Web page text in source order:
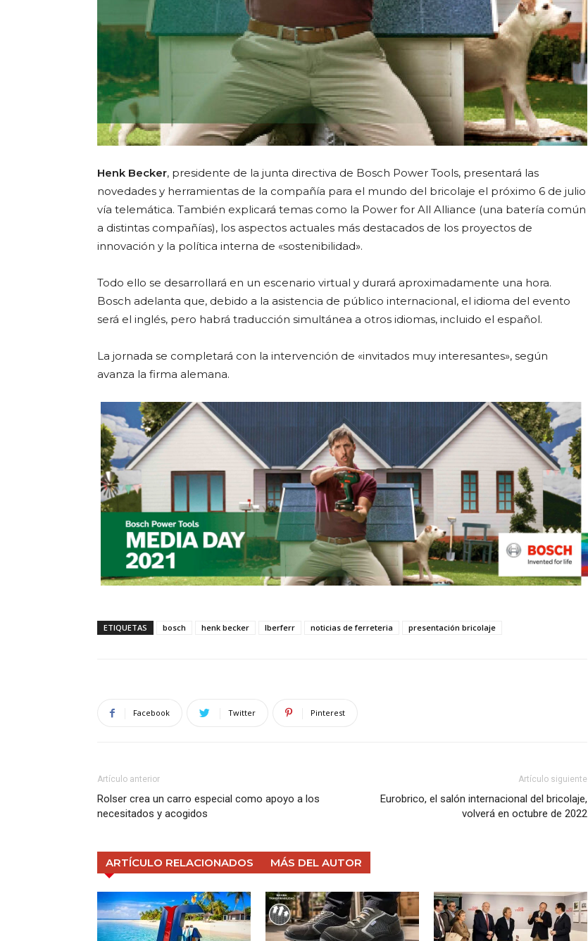
Henk Becker, presidente de la junta directiva de Bosch Power Tools, presentará las
novedades y herramientas de la compañía para el mundo del bricolaje el próximo 6 de julio
vía telemática. También explicará temas como la Power for All Alliance (una batería común
a distintas compañías), los aspectos actuales más destacados de los proyectos de
innovación y la política interna de «sostenibilidad».
Todo ello se desarrollará en un escenario virtual y durará aproximadamente una hora.
Bosch adelanta que, debido a la asistencia de público internacional, el idioma del evento
será el inglés, pero habrá traducción simultánea a otros idiomas, incluido el español.
La jornada se completará con la intervención de «invitados muy interesantes», según
avanza la firma alemana.
ETIQUETAS bosch henk becker Iberferr noticias de ferreteria presentación bricolaje
Facebook Twitter Pinterest
Artículo anterior
Rolser crea un carro especial como apoyo a los
necesitados y acogidos
Artículo siguiente
Eurobrico, el salón internacional del bricolaje,
volverá en octubre de 2022
ARTÍCULO RELACIONADOS MÁS DEL AUTOR